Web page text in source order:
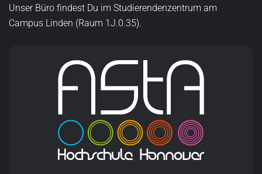
Unser Büro findest Du im Studierendenzentrum am
Campus Linden (Raum 1J.0.35).